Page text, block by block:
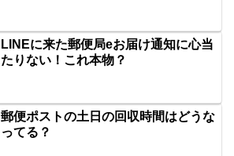
LINEに来た郵便局eお届け通知に心当
たりない！これ本物？
郵便ポストの土日の回収時間はどうな
ってる？